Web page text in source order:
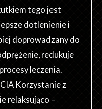
tego jest
dotlenienie i
doprowadzany do
redukuje
leczenia.
Korzystanie z
relaksująco –